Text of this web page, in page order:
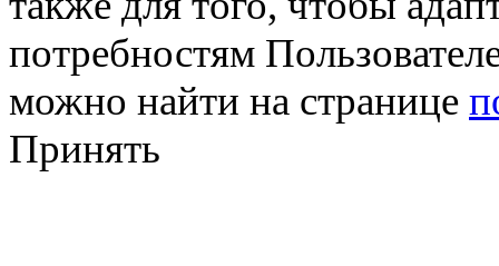
потребностям
можно найти на странице
Принять